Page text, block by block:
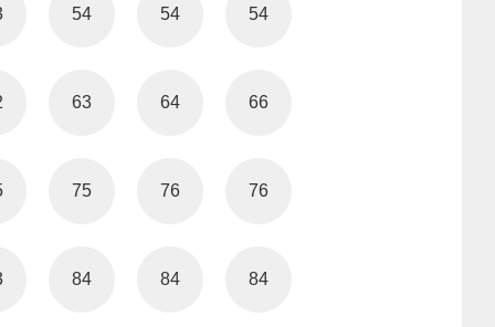
54 54 54
63 64 66
75 76 76
84 84 84